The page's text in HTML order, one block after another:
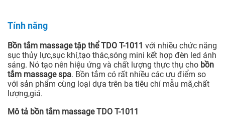
Tính năng
Bồn tắm massage tập thể TDO T-1011 với nhiều chức năng
sục thủy lực,sục khí,tạo thác,sóng mini kết hợp đèn led ánh
sáng. Nó tạo nên hiệu ứng và chất lượng thực thụ cho bồn
tắm massage spa. Bồn tắm có rất nhiều các ưu điểm so
với sản phẩm cùng loại dựa trên ba tiêu chí mẫu mã,chất
lượng,giá.
Mô tả bồn tắm massage TDO T-1011